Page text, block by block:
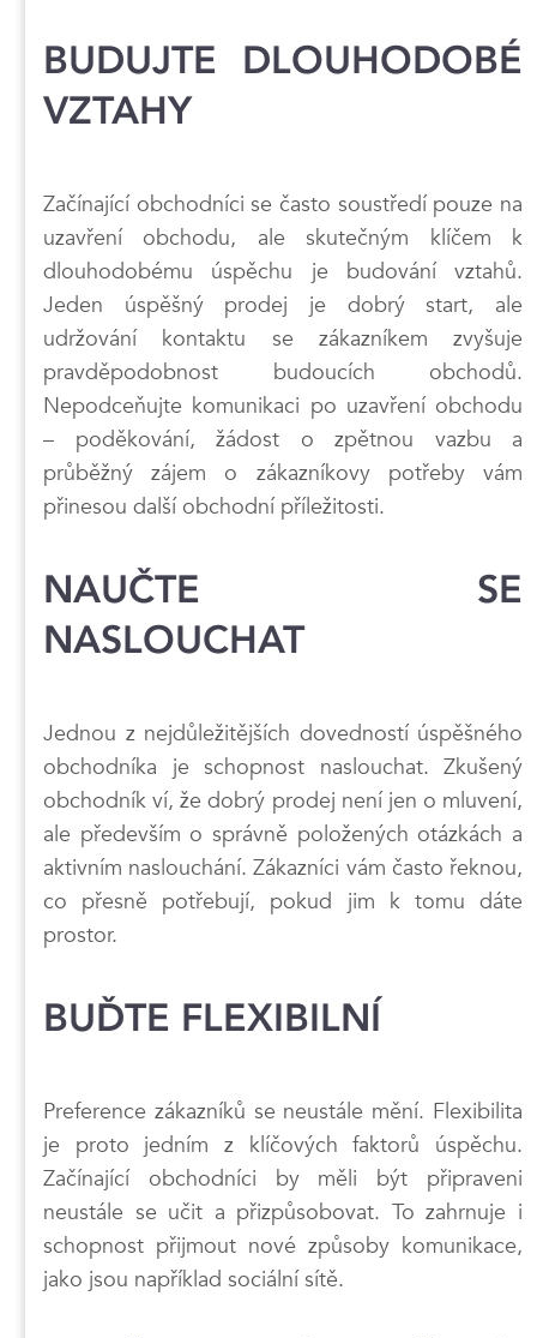
BUDUJTE DLOUHODOBÉ
VZTAHY
Začínající obchodníci se často soustředí pouze na
uzavření obchodu, ale skutečným klíčem k
dlouhodobému úspěchu je budování vztahů.
Jeden úspěšný prodej je dobrý start, ale
udržování kontaktu se zákazníkem zvyšuje
pravděpodobnost budoucích obchodů.
Nepodceňujte komunikaci po uzavření obchodu
– poděkování, žádost o zpětnou vazbu a
průběžný zájem o zákazníkovy potřeby vám
přinesou další obchodní příležitosti.
NAUČTE SE
NASLOUCHAT
Jednou z nejdůležitějších dovedností úspěšného
obchodníka je schopnost naslouchat. Zkušený
obchodník ví, že dobrý prodej není jen o mluvení,
ale především o správně položených otázkách a
aktivním naslouchání. Zákazníci vám často řeknou,
co přesně potřebují, pokud jim k tomu dáte
prostor.
BUĎTE FLEXIBILNÍ
Preference zákazníků se neustále mění. Flexibilita
je proto jedním z klíčových faktorů úspěchu.
Začínající obchodníci by měli být připraveni
neustále se učit a přizpůsobovat. To zahrnuje i
schopnost přijmout nové způsoby komunikace,
jako jsou například sociální sítě.